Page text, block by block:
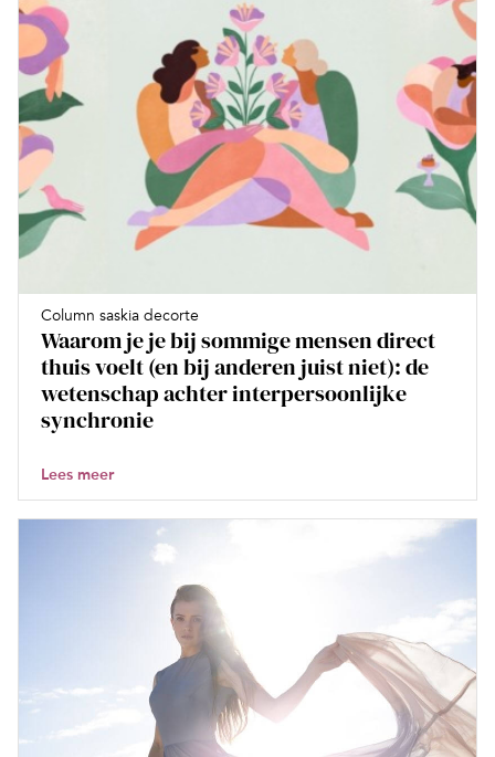
Column saskia decorte
Waarom je je bij sommige mensen direct
thuis voelt (en bij anderen juist niet): de
wetenschap achter interpersoonlijke
synchronie
Lees meer